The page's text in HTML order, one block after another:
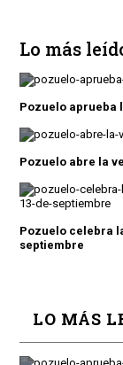
Lo más
Pozuelo aprueba
Pozuelo abre la
Pozuelo celebra
septiembre
LO MÁS